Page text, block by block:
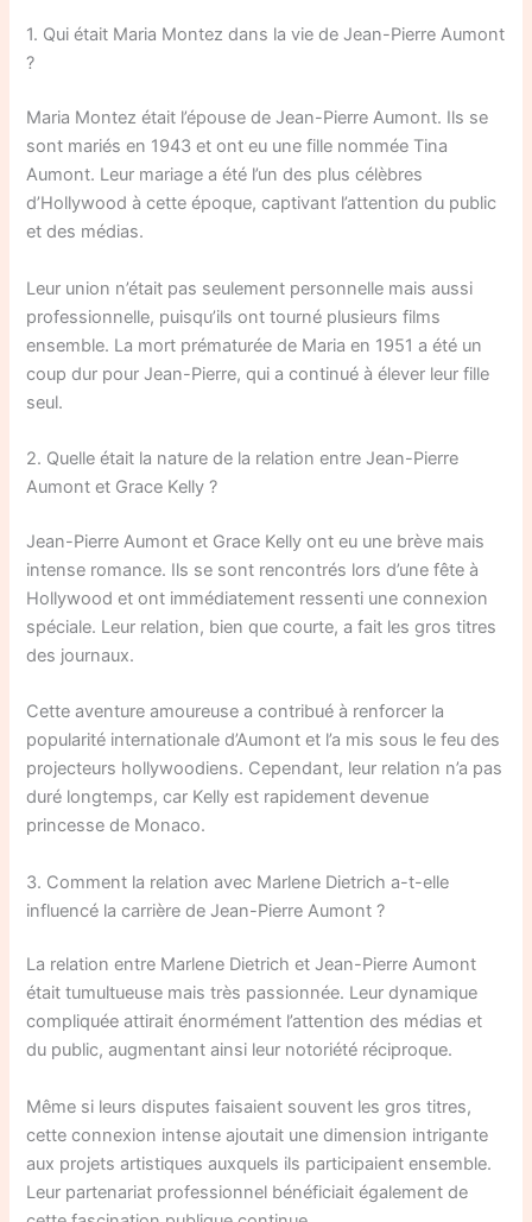
1. Qui était Maria Montez dans la vie de Jean-Pierre Aumont
?
Maria Montez était l’épouse de Jean-Pierre Aumont. Ils se
sont mariés en 1943 et ont eu une fille nommée Tina
Aumont. Leur mariage a été l’un des plus célèbres
d’Hollywood à cette époque, captivant l’attention du public
et des médias.
Leur union n’était pas seulement personnelle mais aussi
professionnelle, puisqu’ils ont tourné plusieurs films
ensemble. La mort prématurée de Maria en 1951 a été un
coup dur pour Jean-Pierre, qui a continué à élever leur fille
seul.
2. Quelle était la nature de la relation entre Jean-Pierre
Aumont et Grace Kelly ?
Jean-Pierre Aumont et Grace Kelly ont eu une brève mais
intense romance. Ils se sont rencontrés lors d’une fête à
Hollywood et ont immédiatement ressenti une connexion
spéciale. Leur relation, bien que courte, a fait les gros titres
des journaux.
Cette aventure amoureuse a contribué à renforcer la
popularité internationale d’Aumont et l’a mis sous le feu des
projecteurs hollywoodiens. Cependant, leur relation n’a pas
duré longtemps, car Kelly est rapidement devenue
princesse de Monaco.
3. Comment la relation avec Marlene Dietrich a-t-elle
influencé la carrière de Jean-Pierre Aumont ?
La relation entre Marlene Dietrich et Jean-Pierre Aumont
était tumultueuse mais très passionnée. Leur dynamique
compliquée attirait énormément l’attention des médias et
du public, augmentant ainsi leur notoriété réciproque.
Même si leurs disputes faisaient souvent les gros titres,
cette connexion intense ajoutait une dimension intrigante
aux projets artistiques auxquels ils participaient ensemble.
Leur partenariat professionnel bénéficiait également de